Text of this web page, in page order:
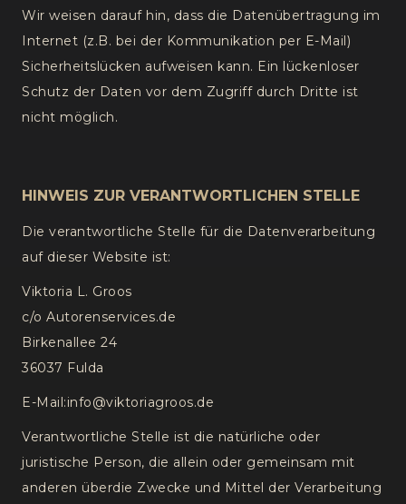
Wir weisen darauf hin, dass die Datenübertragung im
Internet (z.B. bei der Kommunikation per E-Mail)
Sicherheitslücken aufweisen kann. Ein lückenloser
Schutz der Daten vor dem Zugriff durch Dritte ist
nicht möglich.
HINWEIS ZUR VERANTWORTLICHEN STELLE
Die verantwortliche Stelle für die Datenverarbeitung
auf dieser Website ist:
Viktoria L. Groos
c/o Autorenservices.de
Birkenallee 24
36037 Fulda
E-Mail:info@viktoriagroos.de
Verantwortliche Stelle ist die natürliche oder
juristische Person, die allein oder gemeinsam mit
anderen überdie Zwecke und Mittel der Verarbeitung